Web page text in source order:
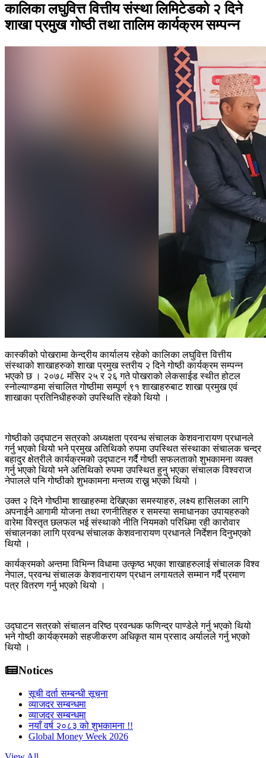
कालिका लघुवित्त वित्तीय संस्था लिमिटेडको २ दिने
शाखा प्रमुख गोष्ठी तथा तालिम कार्यक्रम सम्पन्न
कास्कीको पोखरामा केन्द्रीय कार्यालय रहेको कालिका लघुवित्त वित्तीय
संस्थाको शाखाहरुको शाखा प्रमुख स्तरीय २ दिने गोष्ठी कार्यक्रम सम्पन्न
भएको छ । २०७८ मंसिर २५ र २६ गते पोखराको लेकसाईड स्थीत होटल
स्नोल्याण्डमा संचालित गोष्ठीमा सम्पूर्ण ९१ शाखाहरुबाट शाखा प्रमुख एवं
शाखाका प्रतिनिधीहरुको उपस्थिति रहेको थियो ।
गोष्ठीको उद्घाटन सत्रको अध्यक्षता प्रवन्ध संचालक केशवनारायण प्रधानले
गर्नु भएको थियो भने प्रमुख अतिथिको रुपमा उपस्थित संस्थाका संचालक चन्द्र
बहादुर क्षेत्रीले कार्यक्रमको उद्घाटन गर्दै गोष्ठी सफलताको शुभकामना व्यक्त
गर्नु भएको थियो भने अतिथिको रुपमा उपस्थित हुनु भएका संचालक विश्वराज
नेपालले पनि गोष्ठीको शुभकामना मन्तव्य राख्नु भएको थियो ।
उक्त २ दिने गोष्ठीमा शाखाहरुमा देखिएका समस्याहरु, लक्ष्य हासिलका लागि
अपनाईने आगामी योजना तथा रणनीतिहरु र समस्या समाधानका उपायहरुको
वारेमा विस्तृत छलफल भई संस्थाको नीति नियमको परिधिमा रही कारोवार
संचालनका लागि प्रवन्ध संचालक केशवनारायण प्रधानले निर्देशन दिनुभएको
थियो ।
कार्यक्रमको अन्तमा विभिन्न विधामा उत्कृष्ठ भएका शाखाहरुलाई संचालक विश्व
नेपाल, प्रवन्ध संचालक केशवनारायण प्रधान लगायतले सम्मान गर्दै प्रमाण
पत्र वितरण गर्नु भएको थियो ।
उद्घाटन सत्रको संचालन वरिष्ठ प्रवन्धक फणिन्द्र पाण्डेले गर्नु भएको थियो
भने गोष्ठी कार्यक्रमको सहजीकरण अधिकृत याम प्रसाद अर्यालले गर्नु भएको
थियो ।
Notices
सूची दर्ता सम्बन्धी सूचना
व्याजदर सम्बन्धमा
व्याजदर सम्बन्धमा
नयाँ वर्ष २०८३ को शुभकामना !!
Global Money Week 2026